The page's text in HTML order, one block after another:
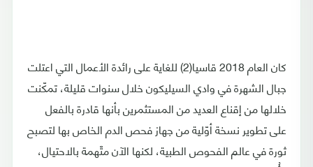
كان العام 2018 قاسيا(2) للغاية على رائدة الأعمال التي اعتلت
جبال الشهرة في وادي السيليكون خلال سنوات قليلة، تمكّنت
خلالها من إقناع العديد من المستثمرين بأنها قادرة بالفعل
على تطوير نسخة أوّلية من جهاز فحص الدم الخاص بها لتصبح
ثورة في عالم الفحوص الطبية، لكنها الآن متّهمة بالاحتيال،